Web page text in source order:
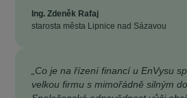
Ing. Zdeněk Rafaj
starosta města Lipnice nad Sázavou
„Co je na řízení financí u EnVysu
velkou firmu s mimořádně silným